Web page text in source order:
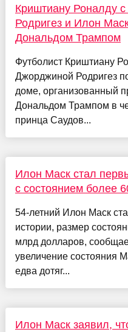
Криштиану Роналду
Родригез и Илон
Дональдом Трампом
Футболист Криштиану
Джорджиной Родригез
доме, организованный
Дональдом Трампом в
принца Саудов...
Илон Маск стал
с состоянием более
54-летний Илон Маск
истории, размер
млрд долларов,
увеличение состояния
едва дотяг...
Илон Маск заявил,